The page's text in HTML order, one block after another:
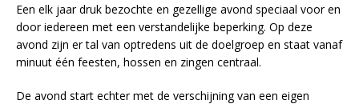
Een elk jaar druk bezochte en gezellige avond speciaal voor en
door iedereen met een verstandelijke beperking. Op deze
avond zijn er tal van optredens uit de doelgroep en staat vanaf
minuut één feesten, hossen en zingen centraal.
De avond start echter met de verschijning van een eigen